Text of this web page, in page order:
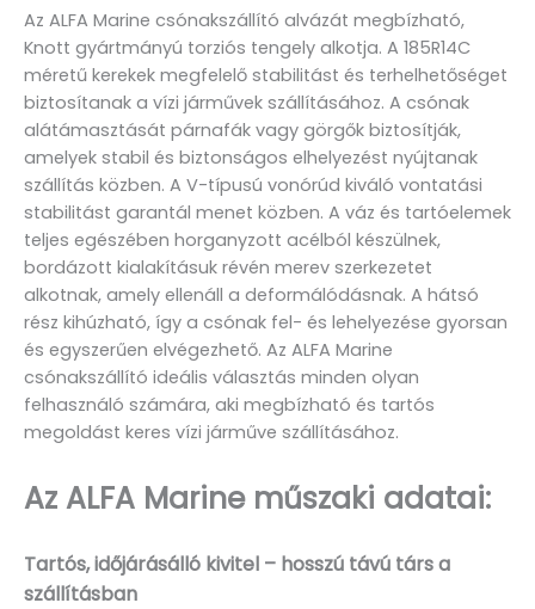
Az ALFA Marine csónakszállító alvázát megbízható,
Knott gyártmányú torziós tengely alkotja. A 185R14C
méretű kerekek megfelelő stabilitást és terhelhetőséget
biztosítanak a vízi járművek szállításához. A csónak
alátámasztását párnafák vagy görgők biztosítják,
amelyek stabil és biztonságos elhelyezést nyújtanak
szállítás közben. A V-típusú vonórúd kiváló vontatási
stabilitást garantál menet közben. A váz és tartóelemek
teljes egészében horganyzott acélból készülnek,
bordázott kialakításuk révén merev szerkezetet
alkotnak, amely ellenáll a deformálódásnak. A hátsó
rész kihúzható, így a csónak fel- és lehelyezése gyorsan
és egyszerűen elvégezhető. Az ALFA Marine
csónakszállító ideális választás minden olyan
felhasználó számára, aki megbízható és tartós
megoldást keres vízi járműve szállításához.
Az ALFA Marine műszaki adatai:
Tartós, időjárásálló kivitel – hosszú távú társ a
szállításban